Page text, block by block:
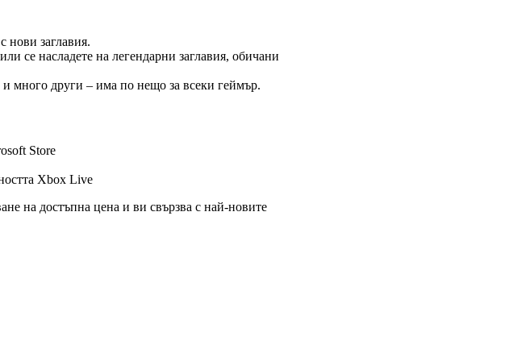
нови заглавия.
се насладете на легендарни заглавия, обичани
много други – има по нещо за всеки геймър.
Store
Xbox Live
на достъпна цена и ви свързва с най-новите